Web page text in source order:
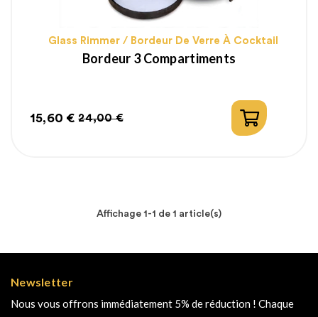
Glass Rimmer / Bordeur De Verre À Cocktail
Bordeur 3 Compartiments
Prix
15,60 €
Prix
24,00 €
Affichage 1-1 de 1 article(s)
Newsletter
Nous vous offrons immédiatement 5% de réduction ! Chaque